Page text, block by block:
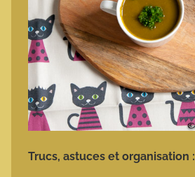
Trucs, astuces et organisation :